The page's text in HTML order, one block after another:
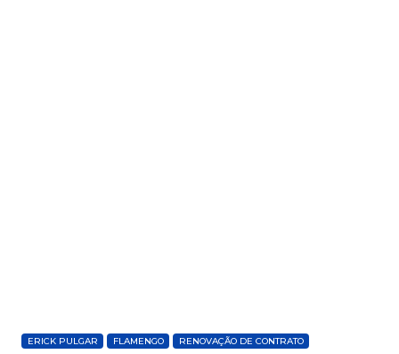
ERICK PULGAR FLAMENGO
RENOVAÇÃO DE CONTRATO